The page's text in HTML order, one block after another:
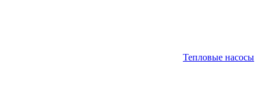
Тепловые насосы